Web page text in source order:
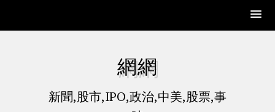
網網
新聞,股市,IPO,政治,中美,股票,事